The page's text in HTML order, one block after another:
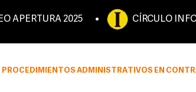
APERTURA 2025 CÍRCULO
EN CONTRA DE LAS PERSONAS QUE ESTÁN ASENTADAS DE MANERA